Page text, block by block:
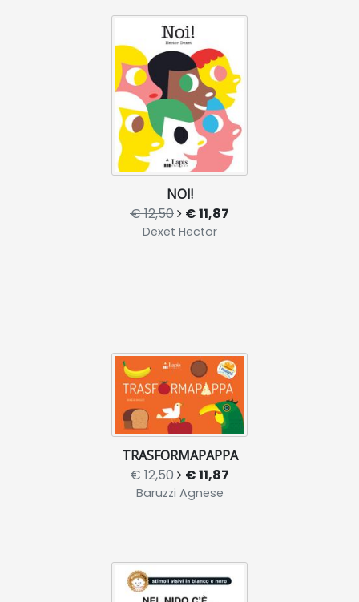
NOI!
€ 12,50 € 11,87
Dexet Hector
TRASFORMAPAPPA
€ 12,50 € 11,87
Baruzzi Agnese